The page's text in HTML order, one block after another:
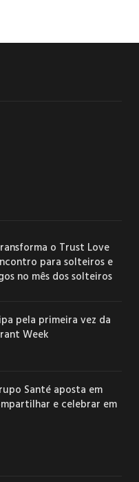
o Trust Love
para solteiros e
no mês dos solteiros
pela primeira vez da
Week
Santé aposta em
e celebrar em